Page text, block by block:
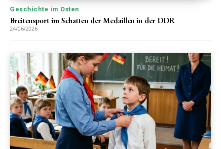
Geschichte im Osten
Breitensport im Schatten der Medaillen in der DDR
24/06/2026